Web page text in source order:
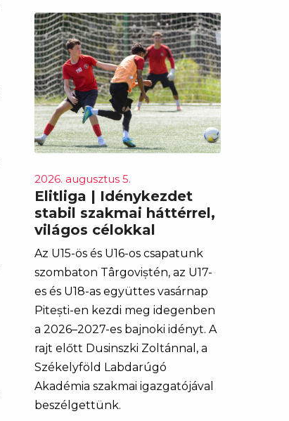
2026. augusztus 5.
Elitliga | Idénykezdet
stabil szakmai háttérrel,
világos célokkal
Az U15-ös és U16-os csapatunk
szombaton Târgoviștén, az U17-
es és U18-as együttes vasárnap
Pitești-en kezdi meg idegenben
a 2026–2027-es bajnoki idényt. A
rajt előtt Dusinszki Zoltánnal, a
Székelyföld Labdarúgó
Akadémia szakmai igazgatójával
beszélgettünk.